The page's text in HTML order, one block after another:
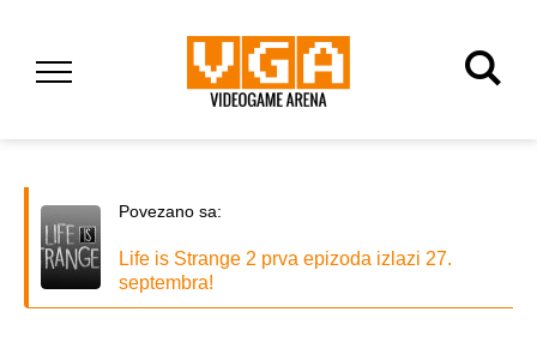
Povezano sa:
Life is Strange 2 prva epizoda izlazi 27.
septembra!